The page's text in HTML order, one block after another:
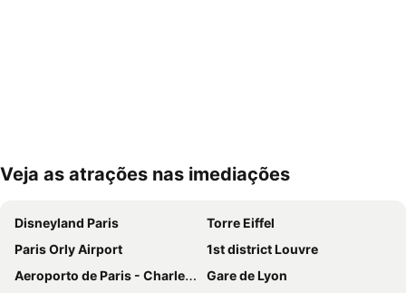
Ampliar mapa
Veja as atrações nas imediações
Disneyland Paris
Torre Eiffel
Paris Orly Airport
1st district Louvre
Aeroporto de Paris - Charles de Gaulle
Gare de Lyon